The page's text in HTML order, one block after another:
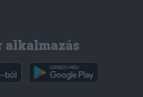
alkalmazás